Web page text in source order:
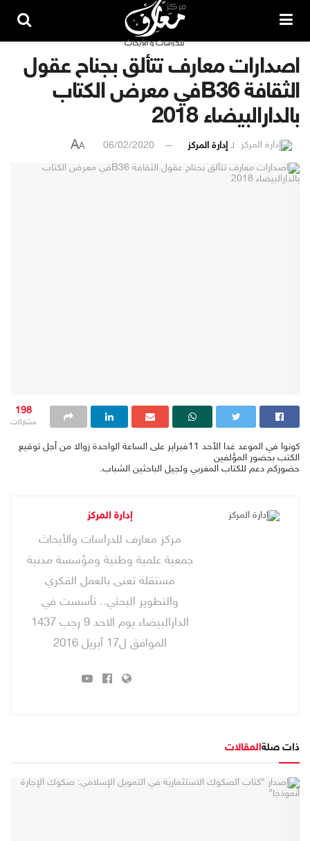
اصدارات معارف تتألق بجناح عقول
الثقافة B36في معرض الكتاب
بالدارالبيضاء 2018
لـ إدارة المركز 06/02/2020
A
A
198
مشاركات
كونوا في الموعد غدا الأحد 11فبراير على الساعة الواحدة زوالا من أجل توقيع
الكتب بحضور المؤلفين
حضوركم دعم للكتاب المغربي ولجيل الباحثين الشباب.
إدارة المركز
مركز معارف للدراسات والأبحاث
جمعية علمية وطنية ومؤسسة مدنية
مستقلة تعنى بالعمل الفكري
والتطوير البحثي.. تأسست في
الدارالبيضاء يوم الاحد 9 رجب 1437
الموافق ل17 أبريل 2016
ذات صلةالمقالات